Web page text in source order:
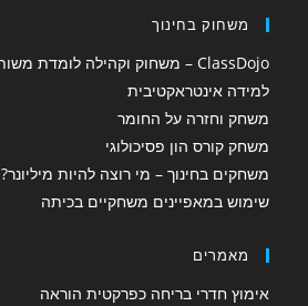
משחוק בחינוך
ClassDojo – משחוק וקהילה לומדת משותפת
למידה אינטראקטיבית
משחק וחזרה על החומר
משחק קורס הון פסיכולוגי
משחקים בחינוך – מי רוצה להיות מיליונר?
שימוש במאפיינים משחקיים בכיתה
מאמרים
אימוץ חדרי בריחה כפרקטית הוראה